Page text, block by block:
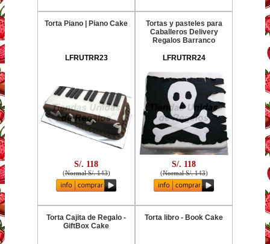
Torta Piano | Piano Cake
LFRUTRR23
S/. 118
(Normal S/. 143)
Tortas y pasteles para
Caballeros Delivery
Regalos Barranco
LFRUTRR24
S/. 118
(Normal S/. 143)
Torta Cajita de Regalo -
GiftBox Cake
Torta libro - Book Cake